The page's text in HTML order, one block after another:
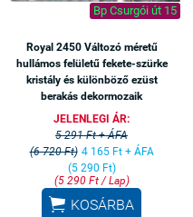
Bp Csurgói út 15
Royal 2450 Változó méretű
hullámos felületű fekete-szürke
kristály és különböző ezüst
berakás dekormozaik
JELENLEGI ÁR:
5 291 Ft + ÁFA
(6 720 Ft) 4 165 Ft + ÁFA
(5 290 Ft)
(5 290 Ft / Lap)
 KOSÁRBA